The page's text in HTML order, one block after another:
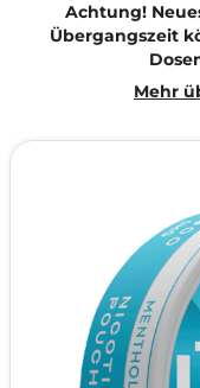
Achtung!
Übergangszeit
Mehr